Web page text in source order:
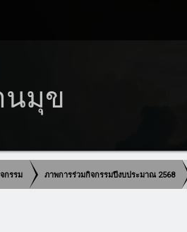
นมุข
กรรม ภาพการร่วมกิจกรรมปีงบประมาณ 2568